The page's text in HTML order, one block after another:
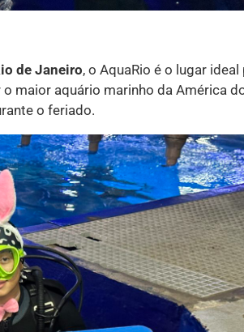
de Janeiro, o AquaRio é o lugar ideal
maior aquário marinho da América
o feriado.